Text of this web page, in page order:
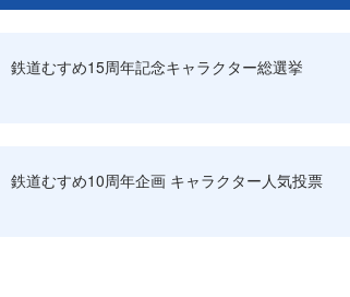
鉄道むすめ15周年記念キャラクター総選挙
鉄道むすめ10周年企画 キャラクター人気投票